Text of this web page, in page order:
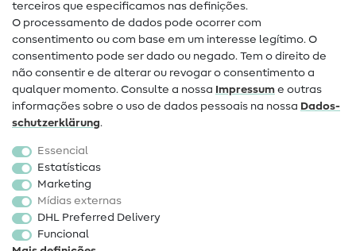
Contacto
Mudança de proprietário
Perguntas frequentes (FAQ)
Direito de cancelamento
Popular
Tecidos
Acessórios de costura
Promoção
terceiros que especificamos nas definições.
O processamento de dados pode ocorrer com
consentimento ou com base em um interesse legítimo. O
consentimento pode ser dado ou negado. Tem o direito de
não consentir e de alterar ou revogar o consentimento a
qualquer momento. Consulte a nossa Impressum e outras
informações sobre o uso de dados pessoais na nossa Dados­
schutz­erklärung.
Essencial
Estatísticas
Marketing
Mídias externas
DHL Preferred Delivery
Funcional